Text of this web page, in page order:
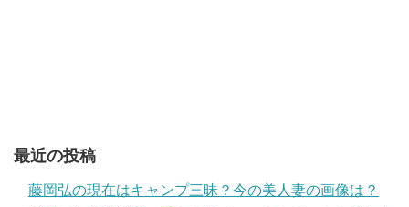
最近の投稿
藤岡弘の現在はキャンプ三昧？今の美人妻の画像は？